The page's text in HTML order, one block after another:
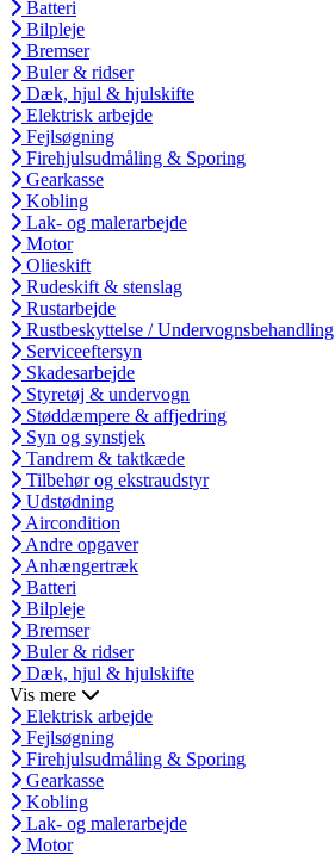
Batteri
Bilpleje
Bremser
Buler & ridser
Dæk, hjul & hjulskifte
Elektrisk arbejde
Fejlsøgning
Firehjulsudmåling & Sporing
Gearkasse
Kobling
Lak- og malerarbejde
Motor
Olieskift
Rudeskift & stenslag
Rustarbejde
Rustbeskyttelse / Undervognsbehandling
Serviceeftersyn
Skadesarbejde
Styretøj & undervogn
Støddæmpere & affjedring
Syn og synstjek
Tandrem & taktkæde
Tilbehør og ekstraudstyr
Udstødning
Aircondition
Andre opgaver
Anhængertræk
Batteri
Bilpleje
Bremser
Buler & ridser
Dæk, hjul & hjulskifte
Vis mere
Elektrisk arbejde
Fejlsøgning
Firehjulsudmåling & Sporing
Gearkasse
Kobling
Lak- og malerarbejde
Motor